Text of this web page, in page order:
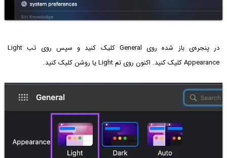
در پنجره‌ی باز شده روی General کلیک کنید و سپس روی تب Light
Appearance کلیک کنید. اکنون روی تم Light یا روشن کلیک کنید.